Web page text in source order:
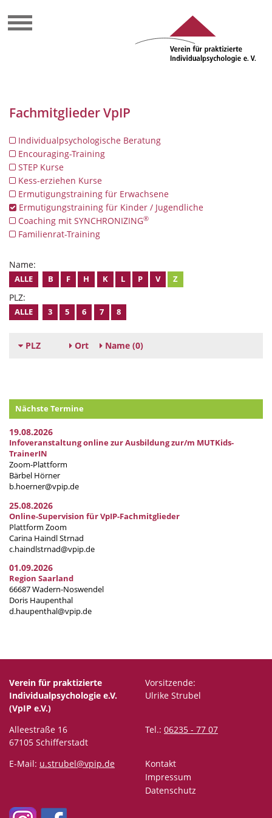
Fachmitglieder VpIP
Individualpsychologische Beratung
Encouraging-Training
STEP Kurse
Kess-erziehen Kurse
Ermutigungstraining für Erwachsene
Ermutigungstraining für Kinder / Jugendliche
Coaching mit SYNCHRONIZING®
Familienrat-Training
Name:
ALLE B F H K L P V Z
PLZ:
ALLE 3 5 6 7 8
PLZ Ort Name (0)
Nächste Termine
19.08.2026
Infoveranstaltung online zur Ausbildung zur/m MUTKids-
TrainerIN
Zoom-Plattform
Bärbel Hörner
b.hoerner@vpip.de
25.08.2026
Online-Supervision für VpIP-Fachmitglieder
Plattform Zoom
Carina Haindl Strnad
c.haindlstrnad@vpip.de
01.09.2026
Region Saarland
66687 Wadern-Noswendel
Doris Haupenthal
d.haupenthal@vpip.de
Verein für praktizierte
Individualpsychologie e.V.
(VpIP e.V.)
Vorsitzende:
Ulrike Strubel
Alleestraße 16
67105 Schifferstadt
Tel.: 06235 - 77 07
E-Mail: u.strubel@vpip.de
Kontakt
Impressum
Datenschutz